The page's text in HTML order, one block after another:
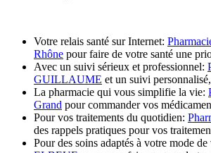
Votre relais santé sur Internet:
Rhône pour faire de votre santé une
Avec un suivi sérieux et professionnel:
GUILLAUME et un suivi
La pharmacie qui vous simplifie la vie:
Grand pour commander vos
Pour vos traitements du quotidien:
des rappels pratiques pour vos
Pour des soins adaptés à votre mode de